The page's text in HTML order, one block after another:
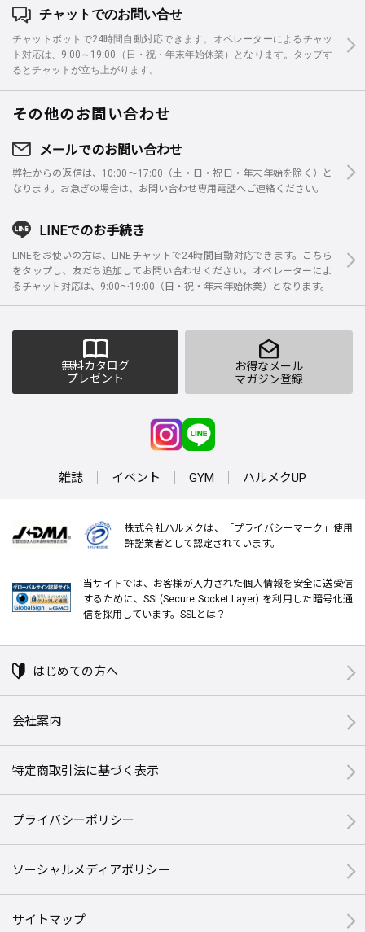
チャットでのお問い合せ
チャットボットで24時間自動対応できます。オペレーターによるチャッ
ト対応は、9:00～19:00（日・祝・年末年始休業）となります。タップす
るとチャットが立ち上がります。
その他のお問い合わせ
メールでのお問い合わせ
弊社からの返信は、10:00～17:00（土・日・祝日・年末年始を除く）と
なります。お急ぎの場合は、お問い合わせ専用電話へご連絡ください。
LINEでのお手続き
LINEをお使いの方は、LINEチャットで24時間自動対応できます。こちら
をタップし、友だち追加してお問い合わせください。オペレーターによ
るチャット対応は、9:00～19:00（日・祝・年末年始休業）となります。
無料カタログ
プレゼント
お得なメール
マガジン登録
雑誌 イベント GYM ハルメクUP
株式会社ハルメクは、「プライバシーマーク」使用
許諾業者として認定されています。
当サイトでは、お客様が入力された個人情報を安全に送受信
するために、SSL(Secure Socket Layer) を利用した暗号化通
信を採用しています。 SSLとは？
はじめての方へ
会社案内
特定商取引法に基づく表示
プライバシーポリシー
ソーシャルメディアポリシー
サイトマップ